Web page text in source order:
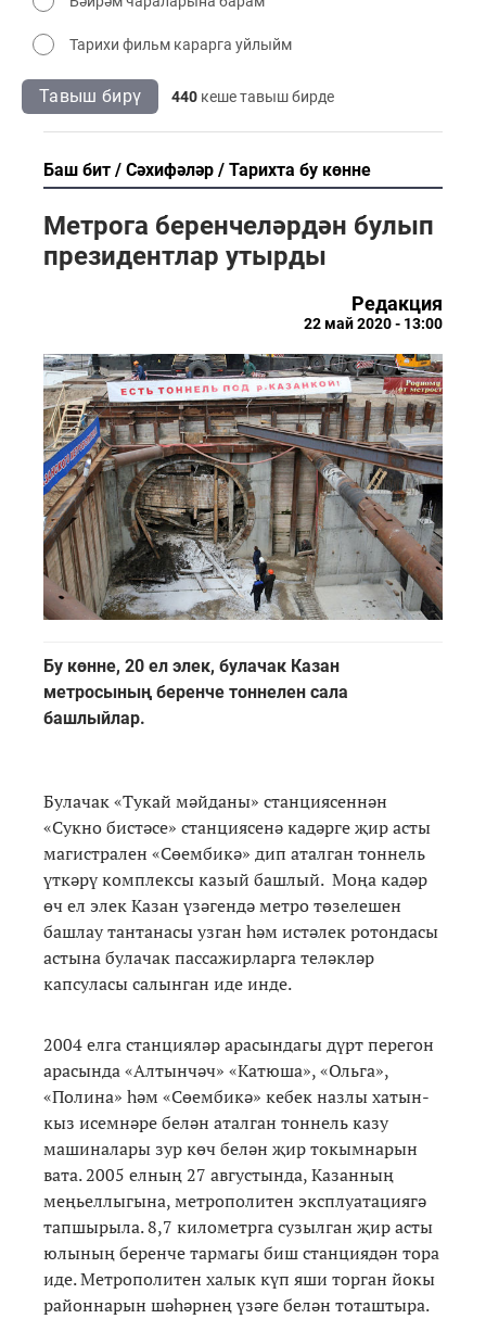
Тарихи фильм карарга уйлыйм
Тавыш бирү 440 кеше тавыш бирде
Баш бит Сәхифәләр Тарихта бу көнне
Метрога беренчеләрдән булып
президентлар утырды
Редакция
22 май 2020 - 13:00
Бу көнне, 20 ел элек, булачак Казан
метросының беренче тоннелен сала
башлыйлар.
Булачак «Тукай мәйданы» станциясеннән
«Сукно бистәсе» станциясенә кадәрге җир асты
магистрален «Сөембикә» дип аталган тоннель
үткәрү комплексы казый башлый. Моңа кадәр
өч ел элек Казан үзәгендә метро төзелешен
башлау тантанасы узган һәм истәлек ротондасы
астына булачак пассажирларга теләкләр
капсуласы салынган иде инде.
2004 елга станцияләр арасындагы дүрт перегон
арасында «Алтынчәч» «Катюша», «Ольга»,
«Полина» һәм «Сөембикә» кебек назлы хатын-
кыз исемнәре белән аталган тоннель казу
машиналары зур көч белән җир токымнарын
вата. 2005 елның 27 августында, Казанның
меңьеллыгына, метрополитен эксплуатациягә
тапшырыла. 8,7 километрга сузылган җир асты
юлының беренче тармагы биш станциядән тора
иде. Метрополитен халык күп яши торган йокы
районнарын шәһәрнең үзәге белән тоташтыра.